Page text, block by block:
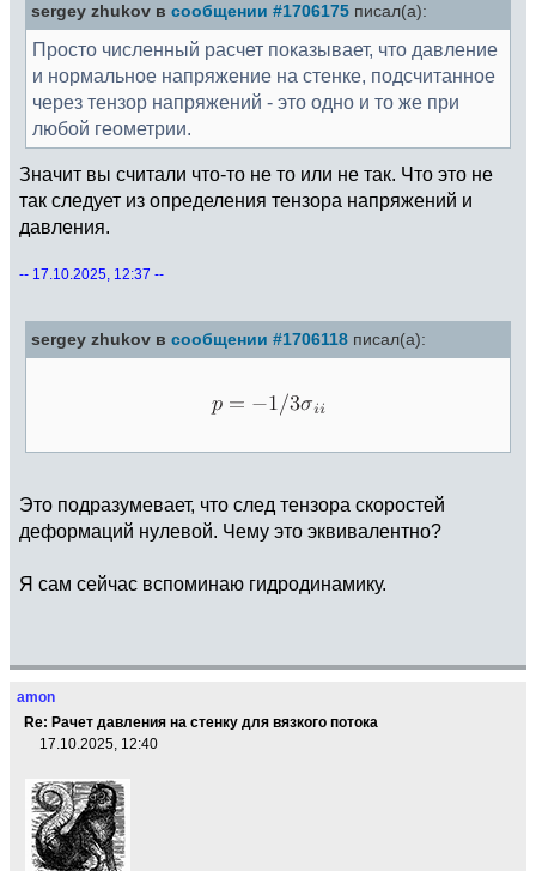
sergey zhukov в сообщении #1706175 писал(а):
Просто численный расчет показывает, что давление
и нормальное напряжение на стенке, подсчитанное
через тензор напряжений - это одно и то же при
любой геометрии.
Значит вы считали что-то не то или не так. Что это не
так следует из определения тензора напряжений и
давления.
-- 17.10.2025, 12:37 --
sergey zhukov в сообщении #1706118 писал(а):
Это подразумевает, что след тензора скоростей
деформаций нулевой. Чему это эквивалентно?
Я сам сейчас вспоминаю гидродинамику.
amon
Re: Рачет давления на стенку для вязкого потока
17.10.2025, 12:40